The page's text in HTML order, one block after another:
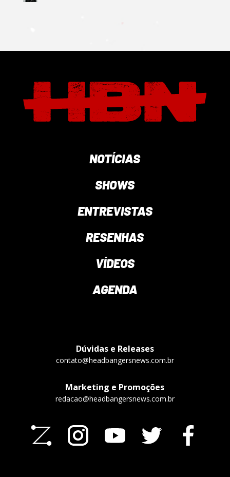
NOTÍCIAS
SHOWS
ENTREVISTAS
RESENHAS
VÍDEOS
AGENDA
Dúvidas e Releases
contato@headbangersnews.com.br
Marketing e Promoções
redacao@headbangersnews.com.br